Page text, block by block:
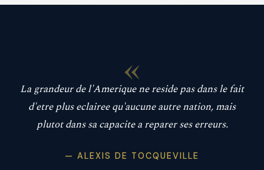
«
La grandeur de l'Amerique ne reside pas dans le fait
d'etre plus eclairee qu'aucune autre nation, mais
plutot dans sa capacite a reparer ses erreurs.
— ALEXIS DE TOCQUEVILLE